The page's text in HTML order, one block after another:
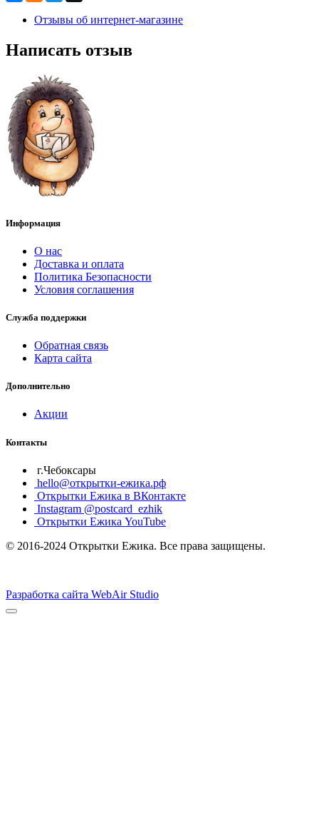
Отзывы об интернет-магазине
Написать отзыв
Информация
О нас
Доставка и оплата
Политика Безопасности
Условия соглашения
Служба поддержки
Обратная связь
Карта сайта
Дополнительно
Акции
Контакты
г.Чебоксары
hello@открытки-ежика.рф
Открытки Ежика в ВКонтакте
Instagram @postcard_ezhik
Открытки Ежика YouTube
© 2016-2024 Открытки Ежика. Все права защищены.
Разработка сайта WebAir Studio